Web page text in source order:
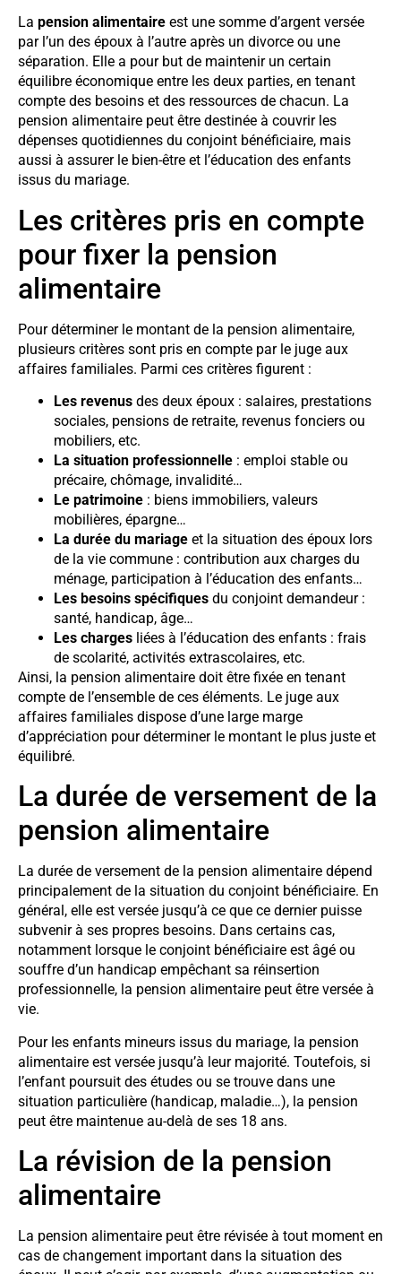
La pension alimentaire est une somme d’argent versée
par l’un des époux à l’autre après un divorce ou une
séparation. Elle a pour but de maintenir un certain
équilibre économique entre les deux parties, en tenant
compte des besoins et des ressources de chacun. La
pension alimentaire peut être destinée à couvrir les
dépenses quotidiennes du conjoint bénéficiaire, mais
aussi à assurer le bien-être et l’éducation des enfants
issus du mariage.
Les critères pris en compte
pour fixer la pension
alimentaire
Pour déterminer le montant de la pension alimentaire,
plusieurs critères sont pris en compte par le juge aux
affaires familiales. Parmi ces critères figurent :
Les revenus des deux époux : salaires, prestations
sociales, pensions de retraite, revenus fonciers ou
mobiliers, etc.
La situation professionnelle : emploi stable ou
précaire, chômage, invalidité…
Le patrimoine : biens immobiliers, valeurs
mobilières, épargne…
La durée du mariage et la situation des époux lors
de la vie commune : contribution aux charges du
ménage, participation à l’éducation des enfants…
Les besoins spécifiques du conjoint demandeur :
santé, handicap, âge…
Les charges liées à l’éducation des enfants : frais
de scolarité, activités extrascolaires, etc.
Ainsi, la pension alimentaire doit être fixée en tenant
compte de l’ensemble de ces éléments. Le juge aux
affaires familiales dispose d’une large marge
d’appréciation pour déterminer le montant le plus juste et
équilibré.
La durée de versement de la
pension alimentaire
La durée de versement de la pension alimentaire dépend
principalement de la situation du conjoint bénéficiaire. En
général, elle est versée jusqu’à ce que ce dernier puisse
subvenir à ses propres besoins. Dans certains cas,
notamment lorsque le conjoint bénéficiaire est âgé ou
souffre d’un handicap empêchant sa réinsertion
professionnelle, la pension alimentaire peut être versée à
vie.
Pour les enfants mineurs issus du mariage, la pension
alimentaire est versée jusqu’à leur majorité. Toutefois, si
l’enfant poursuit des études ou se trouve dans une
situation particulière (handicap, maladie…), la pension
peut être maintenue au-delà de ses 18 ans.
La révision de la pension
alimentaire
La pension alimentaire peut être révisée à tout moment en
cas de changement important dans la situation des